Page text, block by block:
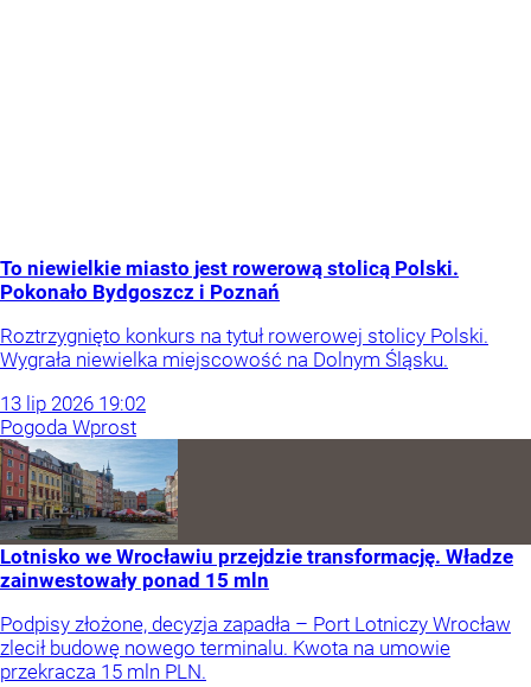
To niewielkie miasto jest rowerową stolicą Polski.
Pokonało Bydgoszcz i Poznań
Roztrzygnięto konkurs na tytuł rowerowej stolicy Polski.
Wygrała niewielka miejscowość na Dolnym Śląsku.
13 lip 2026 19:02
Pogoda Wprost
Lotnisko we Wrocławiu przejdzie transformację. Władze
zainwestowały ponad 15 mln
Podpisy złożone, decyzja zapadła – Port Lotniczy Wrocław
zlecił budowę nowego terminalu. Kwota na umowie
przekracza 15 mln PLN.